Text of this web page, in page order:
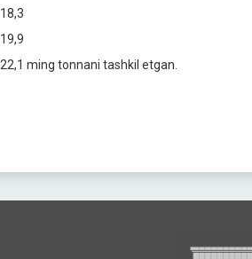
ming tonnani tashkil etgan.